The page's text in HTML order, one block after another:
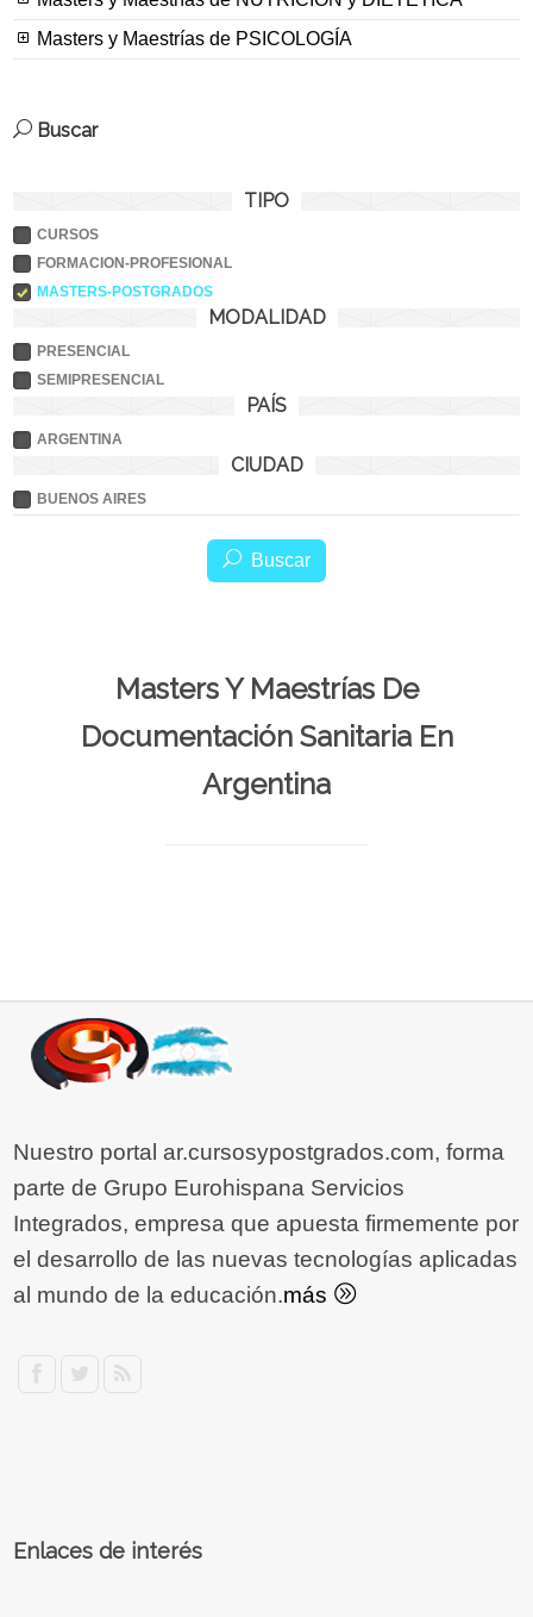
Masters y Maestrías de PSICOLOGÍA
Buscar
TIPO
CURSOS
FORMACION-PROFESIONAL
MASTERS-POSTGRADOS
MODALIDAD
PRESENCIAL
SEMIPRESENCIAL
PAÍS
ARGENTINA
CIUDAD
BUENOS AIRES
Buscar
Masters Y Maestrías De
Documentación Sanitaria En
Argentina
Nuestro portal ar.cursosypostgrados.com, forma
parte de Grupo Eurohispana Servicios
Integrados, empresa que apuesta firmemente por
el desarrollo de las nuevas tecnologías aplicadas
al mundo de la educación.más
Enlaces de interés